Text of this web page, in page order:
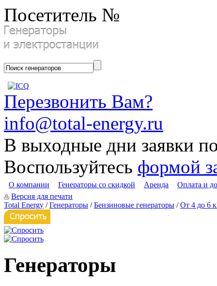
Посетитель №
Перезвонить Вам?
info@total-energy.ru
В выходные дни заявки
Воспользуйтесь формой
О компании Генераторы со скидкой Аренда
Оплата и
Версия для печати
Total Energy /Генераторы /Бензиновые генераторы /От 4 до 6
Генераторы